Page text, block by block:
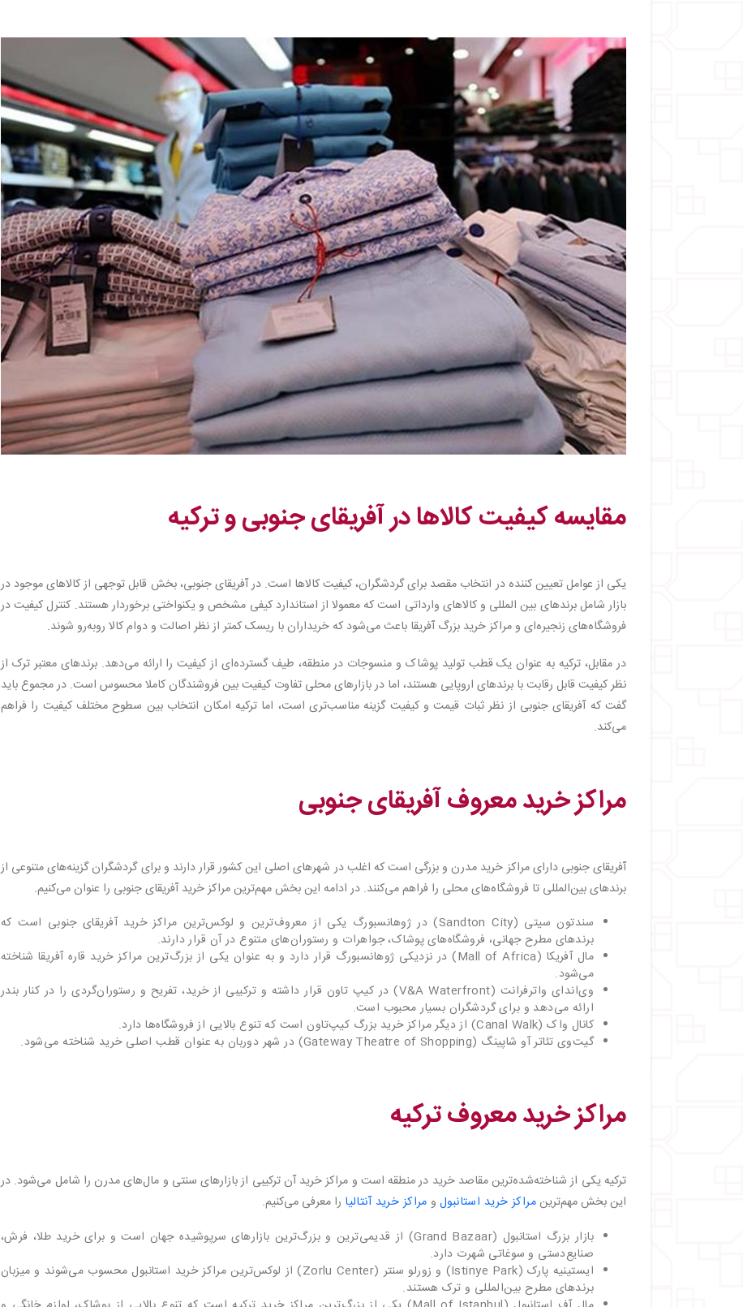
مقایسه کیفیت کالاها در آفریقای جنوبی و ترکیه
یکی از عوامل تعیین کننده در انتخاب مقصد برای گردشگران، کیفیت کالاها است. در آفریقای جنوبی، بخش قابل توجهی از کالاهای موجود در
بازار شامل برندهای بین المللی و کالاهای وارداتی است که معمولا از استاندارد کیفی مشخص و یکنواختی برخوردار هستند. کنترل کیفیت در
فروشگاه‌های زنجیره‌ای و مراکز خرید بزرگ آفریقا باعث می‌شود که خریداران با ریسک کمتر از نظر اصالت و دوام کالا روبه‌رو شوند.
در مقابل، ترکیه به عنوان یک قطب تولید پوشاک و منسوجات در منطقه، طیف گسترده‌ای از کیفیت را ارائه می‌دهد. برندهای معتبر ترک از
نظر کیفیت قابل رقابت با برندهای اروپایی هستند، اما در بازارهای محلی تفاوت کیفیت بین فروشندگان کاملا محسوس است. در مجموع باید
گفت که آفریقای جنوبی از نظر ثبات قیمت و کیفیت گزینه مناسب‌تری است، اما ترکیه امکان انتخاب بین سطوح مختلف کیفیت را فراهم
می‌کند.
مراکز خرید معروف آفریقای جنوبی
آفریقای جنوبی دارای مراکز خرید مدرن و بزرگی است که اغلب در شهرهای اصلی این کشور قرار دارند و برای گردشگران گزینه‌های متنوعی از
برندهای بین‌المللی تا فروشگاه‌های محلی را فراهم می‌کنند. در ادامه این بخش مهم‌ترین مراکز خرید آفریقای جنوبی را عنوان می‌کنیم.
سندتون سیتی (Sandton City) در ژوهانسبورگ یکی از معروف‌ترین و لوکس‌ترین مراکز خرید آفریقای جنوبی است که
برندهای مطرح جهانی، فروشگاه‌های پوشاک، جواهرات و رستوران‌های متنوع در آن قرار دارند.
مال آفریکا (Mall of Africa) در نزدیکی ژوهانسبورگ قرار دارد و به‌ عنوان یکی از بزرگ‌ترین مراکز خرید قاره آفریقا شناخته
می‌شود.
وی‌اند‌ای واترفرانت (V&A Waterfront) در کیپ تاون قرار داشته و ترکیبی از خرید، تفریح و رستوران‌گردی را در کنار بندر
ارائه می‌دهد و برای گردشگران بسیار محبوب است.
کانال واک (Canal Walk) از دیگر مراکز خرید بزرگ کیپ‌تاون است که تنوع بالایی از فروشگاه‌ها دارد.
گیت‌وی تئاتر آو شاپینگ (Gateway Theatre of Shopping) در شهر دوربان به‌ عنوان قطب اصلی خرید شناخته می‌شود.
مراکز خرید معروف ترکیه
ترکیه یکی از شناخته‌شده‌ترین مقاصد خرید در منطقه است و مراکز خرید آن ترکیبی از بازارهای سنتی و مال‌های مدرن را شامل می‌شود. در
این بخش مهم‌ترینمراکز خرید استانبول و مراکز خرید آنتالیا را معرفی می‌کنیم.
بازار بزرگ استانبول (Grand Bazaar) از قدیمی‌ترین و بزرگ‌ترین بازارهای سرپوشیده جهان است و برای خرید طلا، فرش،
صنایع‌دستی و سوغاتی شهرت دارد.
ایستینیه پارک (Istinye Park) و زورلو سنتر (Zorlu Center) از لوکس‌ترین مراکز خرید استانبول محسوب می‌شوند و میزبان
برندهای مطرح بین‌المللی و ترک هستند.